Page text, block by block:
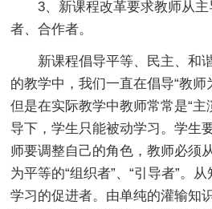
3、新课程改革要求教师从主
者、合作者。
新课程倡导平等、民主、和
的教学中，我们一直在倡导“教师
但是在实际教学中教师常常是“主
导下，学生只能被动学习。学生
师要调整自己的角色，教师必须
为平等的“组织者”、“引导者”。
学习的促进者。由单纯的灌输知